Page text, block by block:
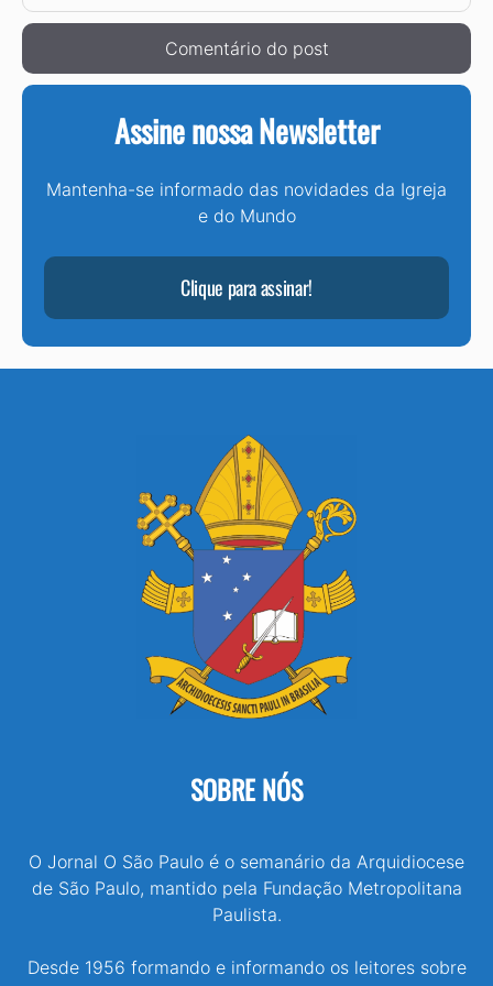
Assine nossa Newsletter
Mantenha-se informado das novidades da Igreja
e do Mundo
Clique para assinar!
SOBRE NÓS
O Jornal O São Paulo é o semanário da Arquidiocese
de São Paulo, mantido pela Fundação Metropolitana
Paulista.
Desde 1956 formando e informando os leitores sobre